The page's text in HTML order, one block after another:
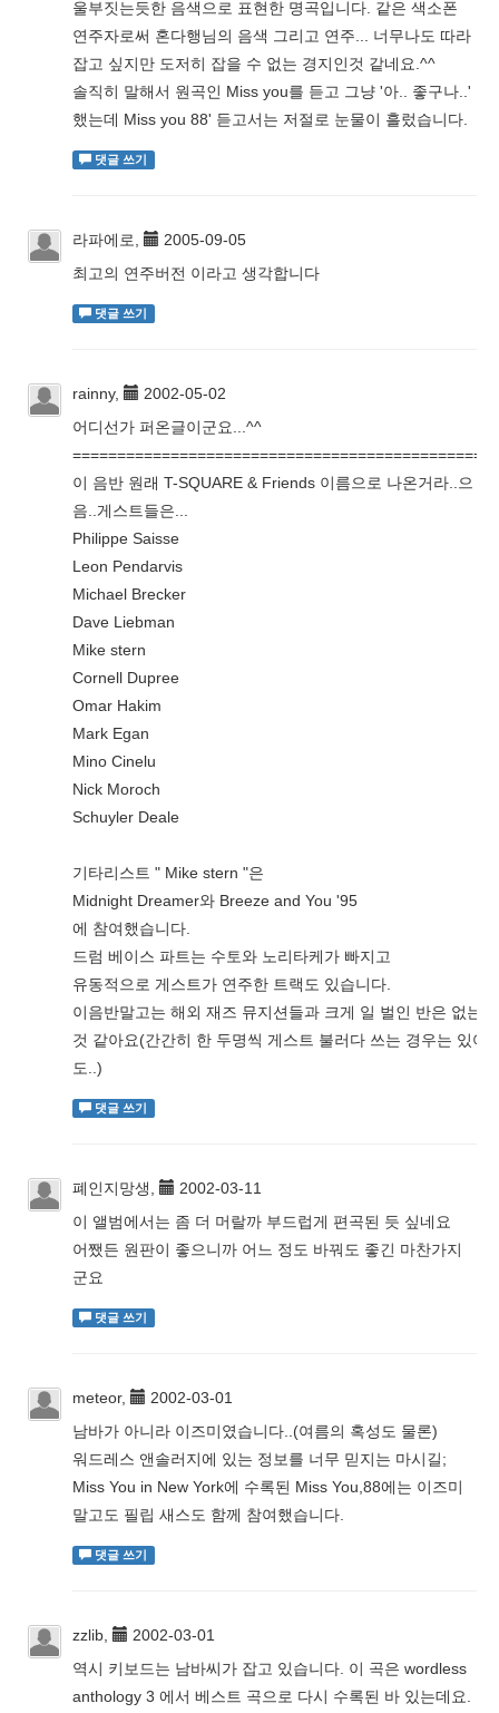
울부짓는듯한 음색으로 표현한 명곡입니다. 같은 색소폰
연주자로써 혼다행님의 음색 그리고 연주... 너무나도 따라
잡고 싶지만 도저히 잡을 수 없는 경지인것 같네요.^^
솔직히 말해서 원곡인 Miss you를 듣고 그냥 '아.. 좋구나..'
했는데 Miss you 88' 듣고서는 저절로 눈물이 흘렀습니다.
댓글 쓰기
라파에로,
2005-09-05
최고의 연주버전 이라고 생각합니다
댓글 쓰기
rainny,
2002-05-02
어디선가 퍼온글이군요...^^
===============================================
이 음반 원래 T-SQUARE & Friends 이름으로 나온거라..으
음..게스트들은...
Philippe Saisse
Leon Pendarvis
Michael Brecker
Dave Liebman
Mike stern
Cornell Dupree
Omar Hakim
Mark Egan
Mino Cinelu
Nick Moroch
Schuyler Deale
기타리스트 " Mike stern "은
Midnight Dreamer와 Breeze and You '95
에 참여했습니다.
드럼 베이스 파트는 수토와 노리타케가 빠지고
유동적으로 게스트가 연주한 트랙도 있습니다.
이음반말고는 해외 재즈 뮤지션들과 크게 일 벌인 반은 없는
것 같아요(간간히 한 두명씩 게스트 불러다 쓰는 경우는 있어
도..)
댓글 쓰기
폐인지망생,
2002-03-11
이 앨범에서는 좀 더 머랄까 부드럽게 편곡된 듯 싶네요
어쨌든 원판이 좋으니까 어느 정도 바꿔도 좋긴 마찬가지
군요
댓글 쓰기
meteor,
2002-03-01
남바가 아니라 이즈미였습니다..(여름의 혹성도 물론)
워드레스 앤솔러지에 있는 정보를 너무 믿지는 마시길;
Miss You in New York에 수록된 Miss You,88에는 이즈미
말고도 필립 새스도 함께 참여했습니다.
댓글 쓰기
zzlib,
2002-03-01
역시 키보드는 남바씨가 잡고 있습니다. 이 곡은 wordless
anthology 3 에서 베스트 곡으로 다시 수록된 바 있는데요.